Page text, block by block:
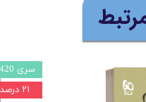
سری 6420
۲۱ درصد